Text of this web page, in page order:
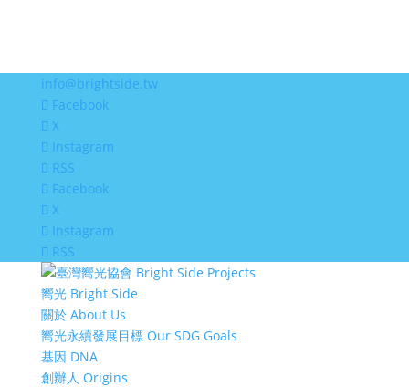
info@brightside.tw
Facebook
X
Instagram
RSS
Facebook
X
Instagram
RSS
嚮光 Bright Side
關於 About Us
嚮光永續發展目標 Our SDG Goals
基因 DNA
創辦人 Origins